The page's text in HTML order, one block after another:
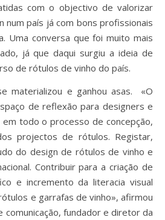
com o objectivo de valorizar
num país já com bons profissionais
Uma conversa que foi muito mais
já que daqui surgiu a ideia de
de rótulos de vinho do país.
materializou e ganhou asas. «O
de reflexão para designers e
todo o processo de concepção,
projectos de rótulos. Registar,
do design de rótulos de vinho e
Contribuir para a criação de
e incremento da literacia visual
e garrafas de vinho», afirmou
comunicação, fundador e diretor da